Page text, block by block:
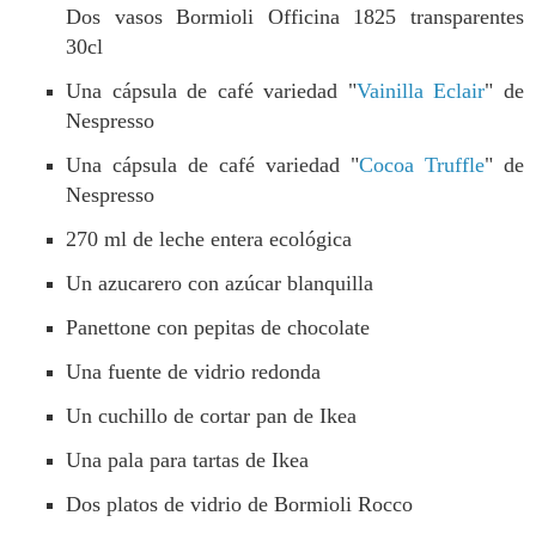
Dos vasos Bormioli Officina 1825 transparentes
30cl
Una cápsula de café variedad "Vainilla Eclair" de
Nespresso
Una cápsula de café variedad "Cocoa Truffle" de
Nespresso
270 ml de leche entera ecológica
Un azucarero con azúcar blanquilla
Panettone con pepitas de chocolate
Una fuente de vidrio redonda
Un cuchillo de cortar pan de Ikea
Una pala para tartas de Ikea
Dos platos de vidrio de Bormioli Rocco